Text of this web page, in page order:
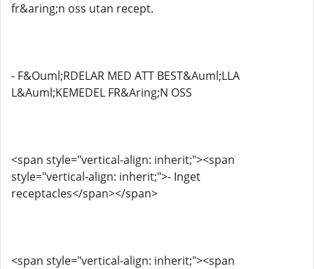
fr&aring;n oss utan recept.
- F&Ouml;RDELAR MED ATT BEST&Auml;LLA
L&Auml;KEMEDEL FR&Aring;N OSS
<span style="vertical-align: inherit;"><span
style="vertical-align: inherit;">- Inget
receptacles</span></span>
<span style="vertical-align: inherit;"><span